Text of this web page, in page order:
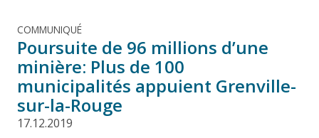
COMMUNIQUÉ
Poursuite de 96 millions d’une
minière: Plus de 100
municipalités appuient Grenville-
sur-la-Rouge
17.12.2019